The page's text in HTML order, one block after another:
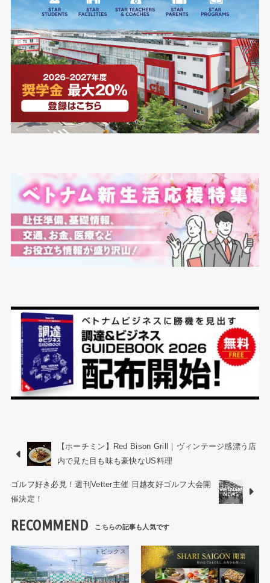
【ホーチミン】Red Bison Grill｜ヴィンテージ感漂う店
内で見た目も味も豪快なUS料理
ゴルフ好き必見！週刊Vetter主催 日越友好ゴルフ大会開
催決定！
RECOMMEND
トピックス HCMCレストラン